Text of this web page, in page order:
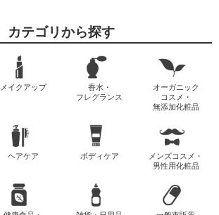
カテゴリから探す
メイクアップ
香水・
フレグランス
オーガニック
コスメ・
無添加化粧品
ヘアケア ボディケア
メンズコスメ・
男性用化粧品